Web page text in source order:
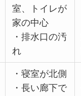
室、トイレが
家の中心
・排水口の汚
れ
・寝室が北側
・長い廊下で